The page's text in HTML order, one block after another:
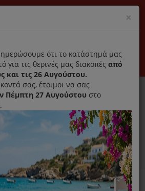
ανταλλακτικά
Εγγραφή Εταιρεία Επικοινωνία
0
συσκευών MENU
×
ότι το κατάστημά μας
για τις θερινές μας διακοπές από
και τις 26 Αυγούστου.
σας, έτοιμοι να σας
Πέμπτη 27 Αυγούστου στο